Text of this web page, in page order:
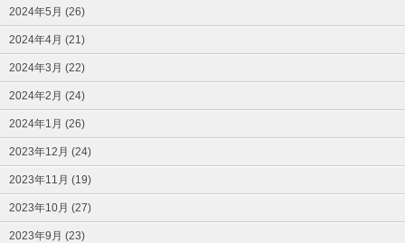
2024年5月 (26)
2024年4月 (21)
2024年3月 (22)
2024年2月 (24)
2024年1月 (26)
2023年12月 (24)
2023年11月 (19)
2023年10月 (27)
2023年9月 (23)